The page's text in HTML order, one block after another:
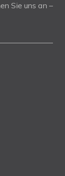
Sie uns an –